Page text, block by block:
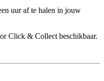
uur af te halen in jouw
Click & Collect beschikbaar.